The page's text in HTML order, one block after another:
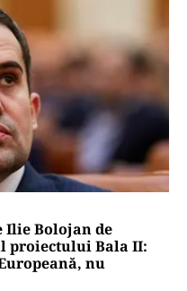
Ilie Bolojan de
proiectului Bala II:
nu